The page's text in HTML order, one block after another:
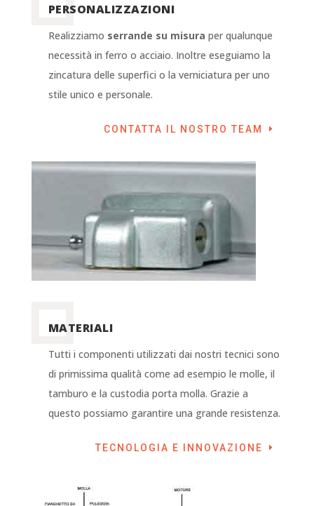
PERSONALIZZAZIONI
Realizziamo serrande su misura per qualunque
necessità in ferro o acciaio. Inoltre eseguiamo la
zincatura delle superfici o la verniciatura per uno
stile unico e personale.
CONTATTA IL NOSTRO TEAM
MATERIALI
Tutti i componenti utilizzati dai nostri tecnici sono
di primissima qualità come ad esempio le molle, il
tamburo e la custodia porta molla. Grazie a
questo possiamo garantire una grande resistenza.
TECNOLOGIA E INNOVAZIONE